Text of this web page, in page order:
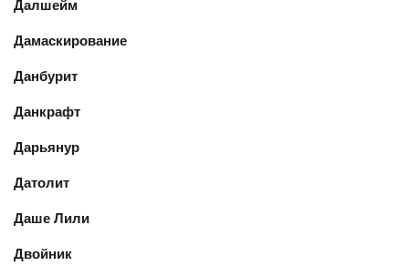
Далшейм
Дамаскирование
Данбурит
Данкрафт
Дарьянур
Датолит
Даше Лили
Двойник